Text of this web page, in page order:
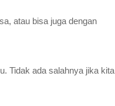
atau bisa juga dengan
Tidak ada salahnya jika kita